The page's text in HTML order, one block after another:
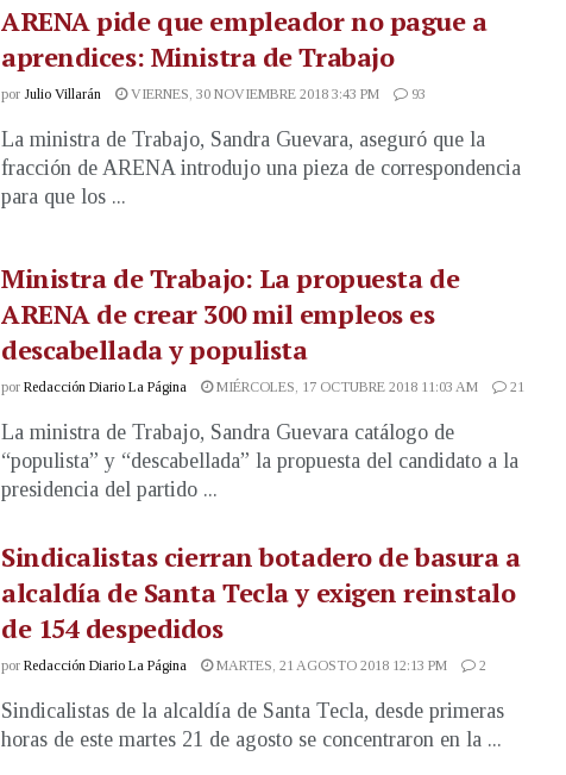
ARENA pide que empleador no pague a
aprendices: Ministra de Trabajo
por Julio Villarán VIERNES, 30 NOVIEMBRE 2018 3:43 PM 93
La ministra de Trabajo, Sandra Guevara, aseguró que la
fracción de ARENA introdujo una pieza de correspondencia
para que los ...
Ministra de Trabajo: La propuesta de
ARENA de crear 300 mil empleos es
descabellada y populista
por Redacción Diario La Página MIÉRCOLES, 17 OCTUBRE 2018 11:03 AM 21
La ministra de Trabajo, Sandra Guevara catálogo de
“populista” y “descabellada” la propuesta del candidato a la
presidencia del partido ...
Sindicalistas cierran botadero de basura a
alcaldía de Santa Tecla y exigen reinstalo
de 154 despedidos
por Redacción Diario La Página MARTES, 21 AGOSTO 2018 12:13 PM 2
Sindicalistas de la alcaldía de Santa Tecla, desde primeras
horas de este martes 21 de agosto se concentraron en la ...